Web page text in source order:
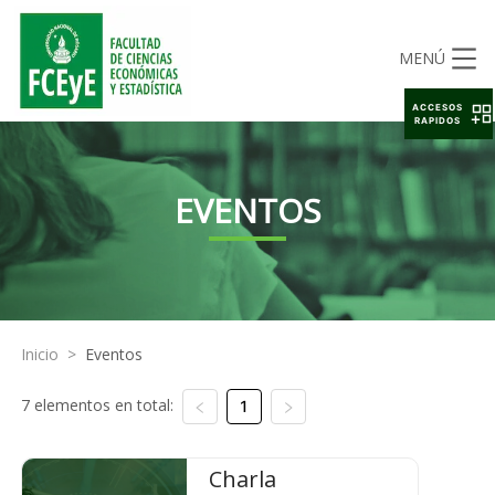
MENÚ
EVENTOS
Inicio > Eventos
7 elementos en total: 1
Charla
ACCESOS
RAPIDOS